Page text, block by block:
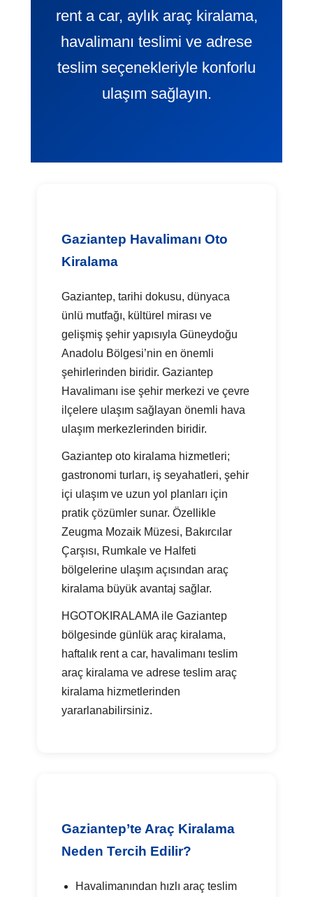
rent a car, aylık araç kiralama,
havalimanı teslimi ve adrese
teslim seçenekleriyle konforlu
ulaşım sağlayın.
Gaziantep Havalimanı Oto
Kiralama
Gaziantep, tarihi dokusu, dünyaca
ünlü mutfağı, kültürel mirası ve
gelişmiş şehir yapısıyla Güneydoğu
Anadolu Bölgesi’nin en önemli
şehirlerinden biridir. Gaziantep
Havalimanı ise şehir merkezi ve çevre
ilçelere ulaşım sağlayan önemli hava
ulaşım merkezlerinden biridir.
Gaziantep oto kiralama hizmetleri;
gastronomi turları, iş seyahatleri, şehir
içi ulaşım ve uzun yol planları için
pratik çözümler sunar. Özellikle
Zeugma Mozaik Müzesi, Bakırcılar
Çarşısı, Rumkale ve Halfeti
bölgelerine ulaşım açısından araç
kiralama büyük avantaj sağlar.
HGOTOKIRALAMA ile Gaziantep
bölgesinde günlük araç kiralama,
haftalık rent a car, havalimanı teslim
araç kiralama ve adrese teslim araç
kiralama hizmetlerinden
yararlanabilirsiniz.
Gaziantep’te Araç Kiralama
Neden Tercih Edilir?
Havalimanından hızlı araç teslim